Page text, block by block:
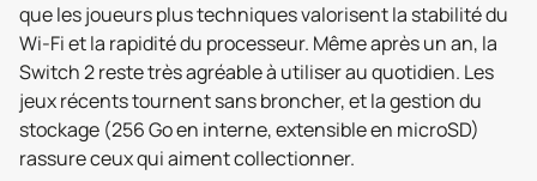
que les joueurs plus techniques valorisent la stabilité du
Wi-Fi et la rapidité du processeur. Même après un an, la
Switch 2 reste très agréable à utiliser au quotidien. Les
jeux récents tournent sans broncher, et la gestion du
stockage (256 Go en interne, extensible en microSD)
rassure ceux qui aiment collectionner.